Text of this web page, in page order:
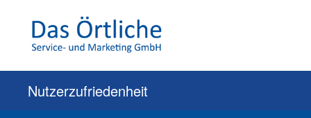
Nutzerzufriedenheit